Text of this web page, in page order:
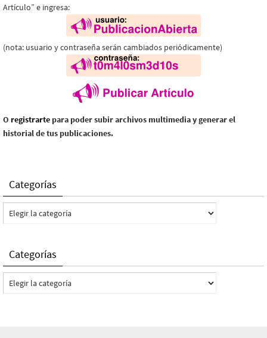
Artículo” e ingresa:
(nota: usuario y contraseña serán cambiados periódicamente)
O registrarte para poder subir archivos multimedia y generar el
historial de tus publicaciones.
Categorías
Categorías
Categorías
Categorías